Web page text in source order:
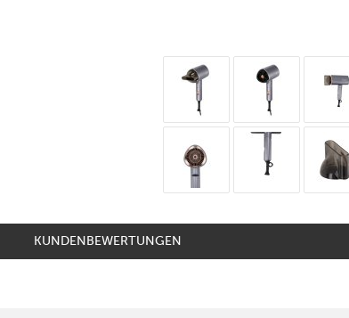
KUNDENBEWERTUNGEN